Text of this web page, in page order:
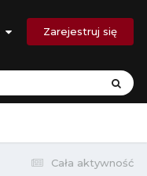
Zarejestruj się
Cała aktywność